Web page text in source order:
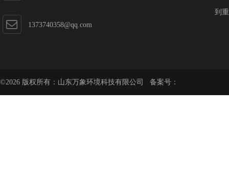
1373740358@qq.com
到
©2026 版权所有：山东万象环境科技有限公司 备案号：